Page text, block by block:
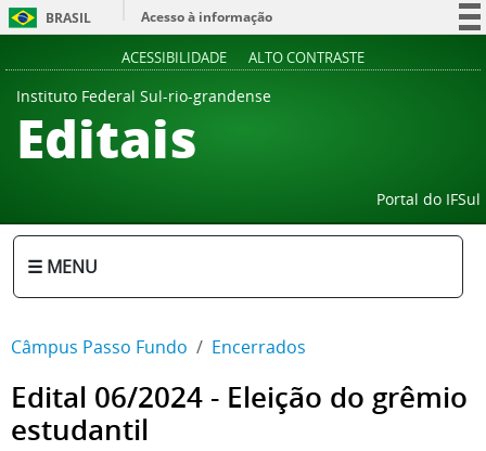
BRASIL
Acesso à informação
ACESSIBILIDADE ALTO CONTRASTE
Instituto Federal Sul-rio-grandense
Editais
Portal do IFSul
☰ MENU
Câmpus Passo Fundo Encerrados
Edital 06/2024 - Eleição do grêmio
estudantil